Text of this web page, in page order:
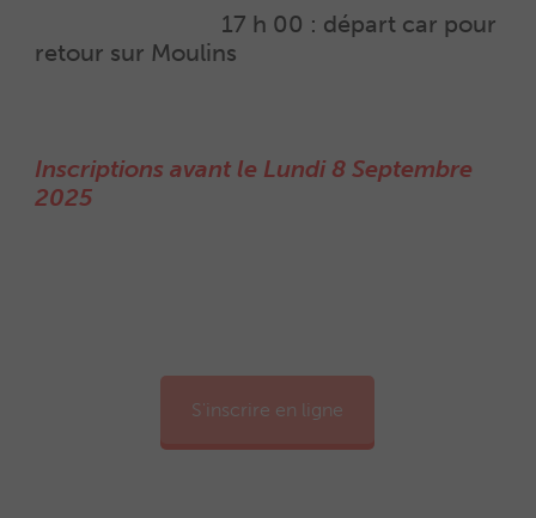
17 h 00 : départ car pour
retour sur Moulins
Inscriptions avant le Lundi 8 Septembre
2025
S'inscrire en ligne